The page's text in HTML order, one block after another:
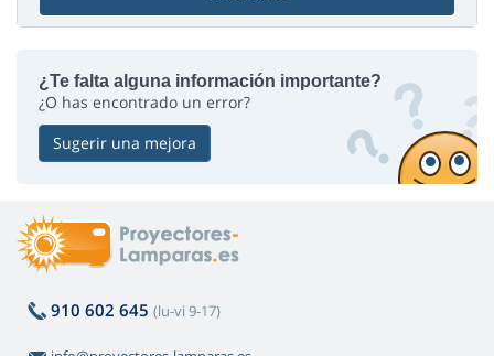
¿Te falta alguna información importante?
¿O has encontrado un error?
Sugerir una mejora
910 602 645 (lu-vi 9-17)